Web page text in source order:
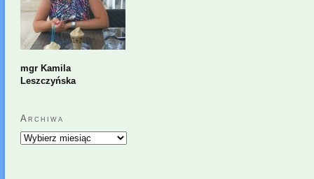
mgr Kamila
Leszczyńska
Archiwa
Archiwa